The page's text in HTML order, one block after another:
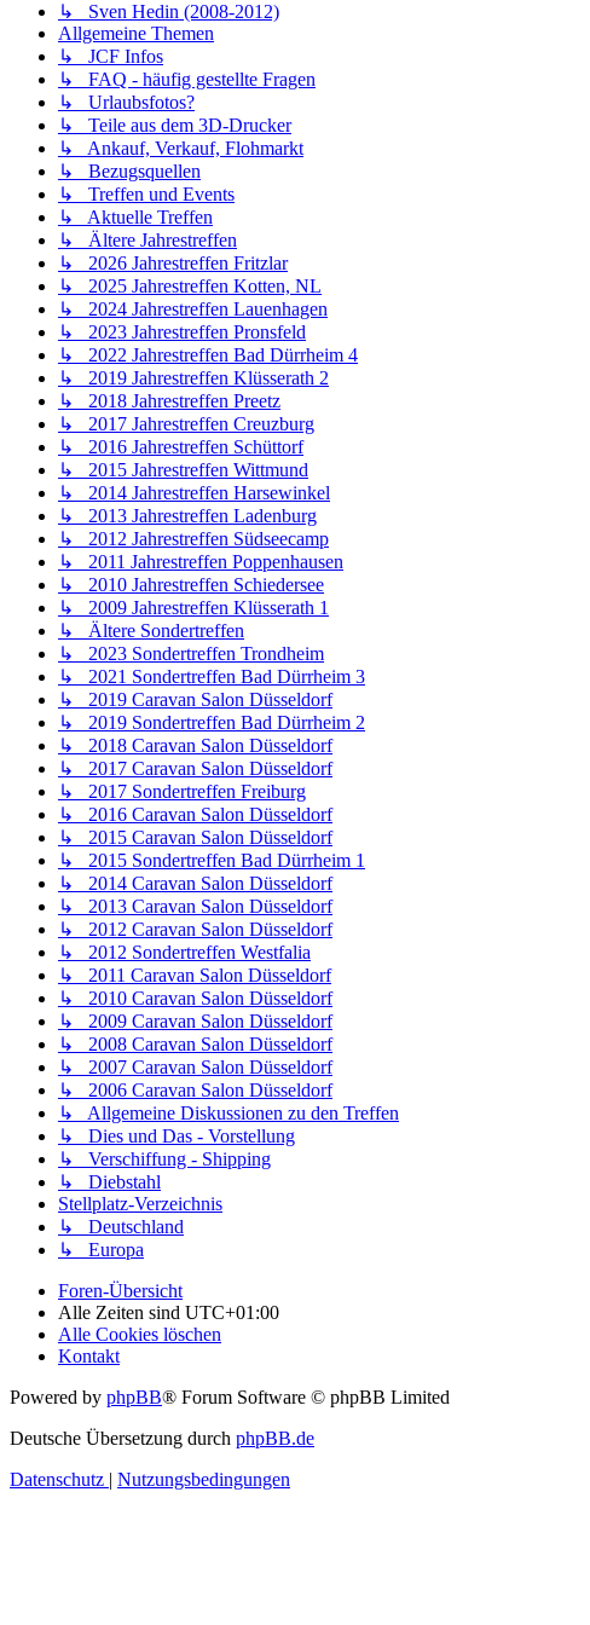
↳ Sven Hedin (2008-2012)
Allgemeine Themen
↳ JCF Infos
↳ FAQ - häufig gestellte Fragen
↳ Urlaubsfotos?
↳ Teile aus dem 3D-Drucker
↳ Ankauf, Verkauf, Flohmarkt
↳ Bezugsquellen
↳ Treffen und Events
↳ Aktuelle Treffen
↳ Ältere Jahrestreffen
↳ 2026 Jahrestreffen Fritzlar
↳ 2025 Jahrestreffen Kotten, NL
↳ 2024 Jahrestreffen Lauenhagen
↳ 2023 Jahrestreffen Pronsfeld
↳ 2022 Jahrestreffen Bad Dürrheim 4
↳ 2019 Jahrestreffen Klüsserath 2
↳ 2018 Jahrestreffen Preetz
↳ 2017 Jahrestreffen Creuzburg
↳ 2016 Jahrestreffen Schüttorf
↳ 2015 Jahrestreffen Wittmund
↳ 2014 Jahrestreffen Harsewinkel
↳ 2013 Jahrestreffen Ladenburg
↳ 2012 Jahrestreffen Südseecamp
↳ 2011 Jahrestreffen Poppenhausen
↳ 2010 Jahrestreffen Schiedersee
↳ 2009 Jahrestreffen Klüsserath 1
↳ Ältere Sondertreffen
↳ 2023 Sondertreffen Trondheim
↳ 2021 Sondertreffen Bad Dürrheim 3
↳ 2019 Caravan Salon Düsseldorf
↳ 2019 Sondertreffen Bad Dürrheim 2
↳ 2018 Caravan Salon Düsseldorf
↳ 2017 Caravan Salon Düsseldorf
↳ 2017 Sondertreffen Freiburg
↳ 2016 Caravan Salon Düsseldorf
↳ 2015 Caravan Salon Düsseldorf
↳ 2015 Sondertreffen Bad Dürrheim 1
↳ 2014 Caravan Salon Düsseldorf
↳ 2013 Caravan Salon Düsseldorf
↳ 2012 Caravan Salon Düsseldorf
↳ 2012 Sondertreffen Westfalia
↳ 2011 Caravan Salon Düsseldorf
↳ 2010 Caravan Salon Düsseldorf
↳ 2009 Caravan Salon Düsseldorf
↳ 2008 Caravan Salon Düsseldorf
↳ 2007 Caravan Salon Düsseldorf
↳ 2006 Caravan Salon Düsseldorf
↳ Allgemeine Diskussionen zu den Treffen
↳ Dies und Das - Vorstellung
↳ Verschiffung - Shipping
↳ Diebstahl
Stellplatz-Verzeichnis
↳ Deutschland
↳ Europa
Foren-Übersicht
Alle Zeiten sind UTC+01:00
Alle Cookies löschen
Kontakt
Powered by phpBB® Forum Software © phpBB Limited
Deutsche Übersetzung durch phpBB.de
Datenschutz
Nutzungsbedingungen